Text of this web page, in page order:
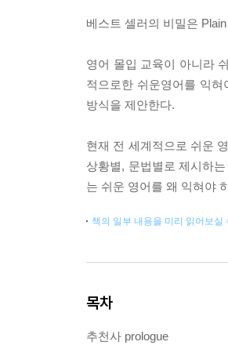
베스트 셀러의 비밀은
영어 몰입 교육이 아니라
적으로한 쉬운영어를 익
방식을 제안한다.
현재 전 세계적으로 쉬운
상황별, 문법별로 제시하
는 쉬운 영어를 왜 익혀야
책의 일부 내용을 미리 읽어보실
목차
추천사 prologue